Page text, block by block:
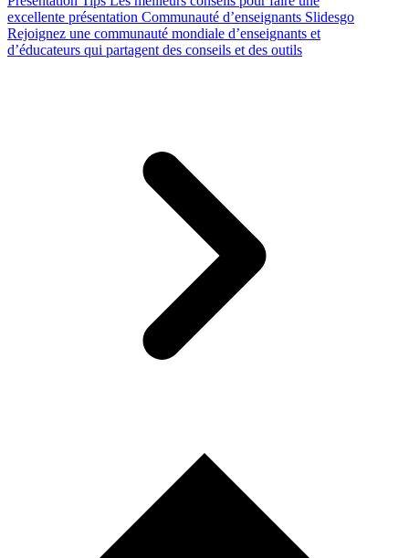
excellente présentation Communauté d’enseignants Slidesgo
Rejoignez une communauté mondiale d’enseignants et
d’éducateurs qui partagent des conseils et des outils